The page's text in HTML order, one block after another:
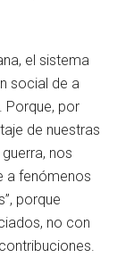
el sistema
social de a
Porque, por
de nuestras
nos
a fenómenos
porque
no con